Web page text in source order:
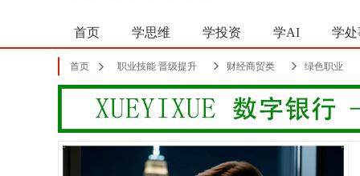
首页 学思维 学投资 学AI 学处
首页 职业技能 晋级提升 财经商贸类 绿色职业